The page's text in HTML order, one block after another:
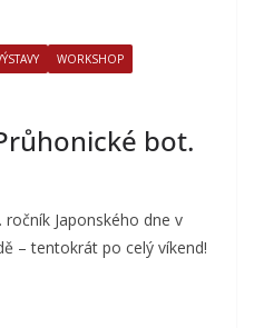
WORKSHOP
bot.
Japonského dne v
– tentokrát po celý víkend!